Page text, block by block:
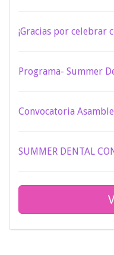
¡Gracias por celebrar
Programa- Summer
Convocatoria
SUMMER DENTAL